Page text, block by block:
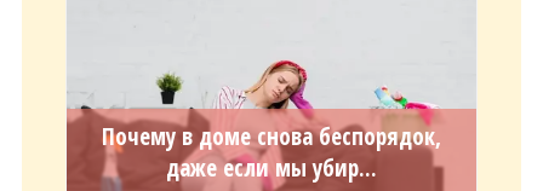
Почему в доме снова беспорядок,
даже если мы убир...